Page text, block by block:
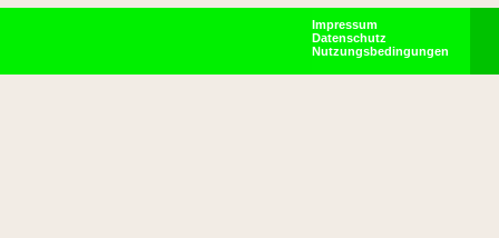
Impressum
Datenschutz
Nutzungsbedingungen